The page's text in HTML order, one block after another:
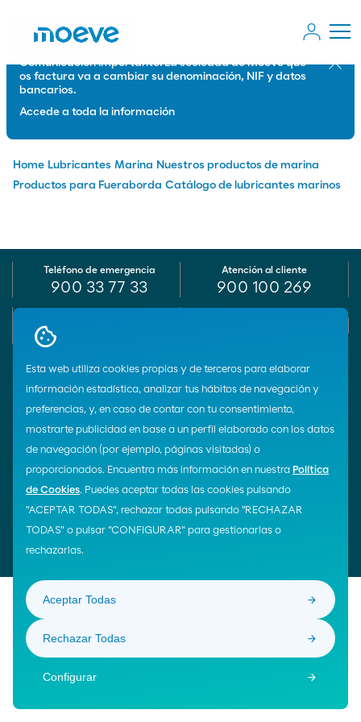
Esta web utiliza cookies propias y de terceros para elaborar
información estadística, analizar tus hábitos de navegación y
preferencias, y, en caso de contar con tu consentimiento,
mostrarte publicidad en base a un perfil elaborado con los datos
de navegación (por ejemplo, páginas visitadas) o
proporcionados. Encuentra más información en nuestra Política
de Cookies. Puedes aceptar todas las cookies pulsando
"ACEPTAR TODAS", rechazar todas pulsando "RECHAZAR
TODAS" o pulsar "CONFIGURAR" para gestionarlas o
rechazarlas.
Configurar
Rechazar Todas
Aceptar Todas
Comunicación importante: La sociedad de Moeve que
os factura va a cambiar su denominación, NIF y datos
bancarios.
Accede a toda la información
Cerrar
Home Lubricantes Marina Nuestros productos de marina
Productos para Fueraborda Catálogo de lubricantes marinos
Teléfono de emergencia
900 33 77 33
Atención al cliente
900 100 269
ENLACES DE INTERÉS
Moeve Global
Área de Proveedores
¡Síguenos!
Aviso Legal
Política de Privacidad